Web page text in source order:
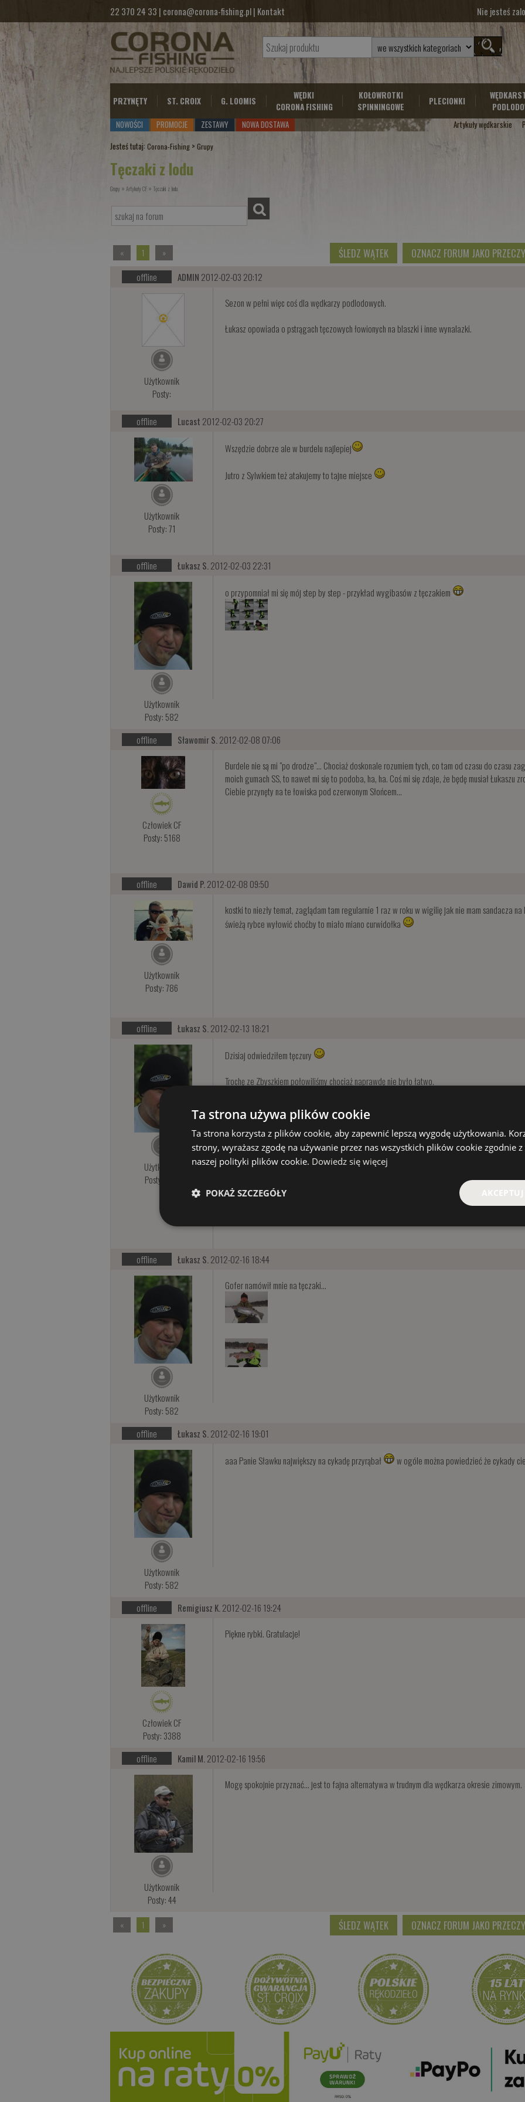
22 370 24 33 | corona@corona-fishing.pl| Kontakt Nie jesteś
PRZYNĘTY ST. CROIX G. LOOMIS
WĘDKI
CORONA FISHING
KOŁOWROTKI
SPINNINGOWE
PLECIONKI
NOWOŚCI
PROMOCJE ZESTAWY NOWA DOSTAWA Artykuły wędkarskie
Jesteś tutaj: Corona-Fishing >Grupy
Tęczaki z lodu
Grupy »Artykuły CF » Tęczaki z lodu
« 1 » ŚLEDZ WĄTEK OZNACZ FORUM JAKO
offline ADMIN 2012-02-03 20:12
Użytkownik
Posty:
Sezon w pełni więc coś dla wędkarzy podlodowych.
Łukasz opowiada o pstrągach tęczowych łowionych na blaszki i inne wynalazki.
offline Lucast 2012-02-03 20:27
Użytkownik
Posty: 71
Wszędzie dobrze ale w burdelu najlepiej
Jutro z Sylwkiem też atakujemy to tajne miejsce
offline Łukasz S. 2012-02-03 22:31
Użytkownik
Posty: 582
o przypomniał mi się mój step by step - przykład wygibasów z tęczakiem
offline Sławomir S. 2012-02-08 07:06
Człowiek CF
Posty: 5168
Burdele nie są mi "po drodze"... Chociaż doskonale rozumiem tych, co tam od czasu do czasu
moich gumach SS, to nawet mi się to podoba, ha, ha. Coś mi się zdaje, że będę musiał Łukaszu
Ciebie przynęty na te łowiska pod czerwonym Słońcem...
offline Dawid P. 2012-02-08 09:50
Użytkownik
Posty: 786
kostki to niezły temat, zaglądam tam regularnie 1 raz w roku w wigilię jak nie mam sandacza
świeżą rybce wyłowić choćby to miało miano curwidołka
offline Łukasz S. 2012-02-13 18:21
Użytkownik
Posty: 582
Dzisiaj odwiedziłem tęczury
Trochę ze Zbyszkiem połowiliśmy chociaż naprawdę nie było łatwo.
offline Łukasz S. 2012-02-16 18:44
Użytkownik
Posty: 582
Gofer namówił mnie na tęczaki...
offline Łukasz S. 2012-02-16 19:01
Użytkownik
Posty: 582
aaa Panie Sławku największy na cykadę przyrąbał
w ogóle można powiedzieć że cykady
offline Remigiusz K. 2012-02-16 19:24
Człowiek CF
Posty: 3388
Piękne rybki. Gratulacje!
offline Kamil M. 2012-02-16 19:56
Użytkownik
Posty: 44
Mogę spokojnie przyznać... jest to fajna alternatywa w trudnym dla wędkarza okresie zimowym.
« 1 » ŚLEDZ WĄTEK OZNACZ FORUM JAKO
Ta strona używa plików cookie
Ta strona korzysta z plików cookie, aby zapewnić lepszą wygodę użytkowania.
strony, wyrażasz zgodę na używanie przez nas wszystkich plików cookie zgodnie
naszej polityki plików cookie. Dowiedz się więcej
POKAŻ SZCZEGÓŁY